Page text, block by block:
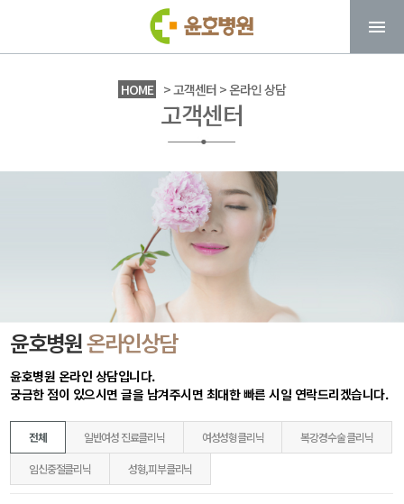
HOME > 고객센터 > 온라인 상담
고객센터
윤호병원온라인상담
윤호병원 온라인 상담입니다.
궁금한 점이 있으시면 글을 남겨주시면 최대한 빠른 시일 연락드리겠습니다.
전체 일반여성 진료클리닉 여성성형클리닉 복강경수술 클리닉
임신중절클리닉 성형,피부클리닉